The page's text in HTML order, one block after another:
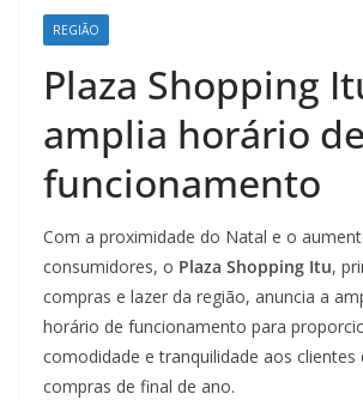
REGIÃO
Plaza Shopping
amplia horário de
funcionamento
Com a proximidade do Natal e o
consumidores, o Plaza Shopping Itu,
compras e lazer da região, anuncia a
horário de funcionamento para
comodidade e tranquilidade aos clientes
compras de final de ano.